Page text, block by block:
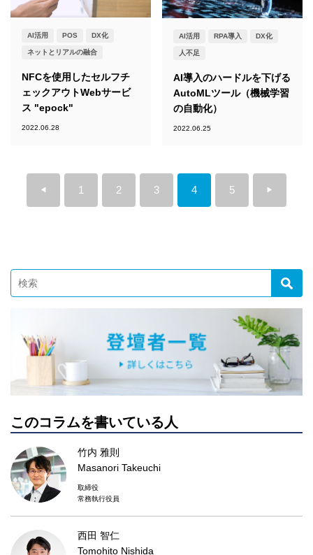
AI活用 POS DX化
ネットとリアルの融合
NFCを使⽤したセルフチ
ェックアウトWebサービ
ス "epock"
2022.06.28
AI活用 RPA導入 DX化
人不足
AI導入のハードルを下げる
AutoMLツール（機械学習
の自動化）
2022.06.25
◀︎ 1 2 3 4 5 ▶︎
このコラムを書いている人
竹内 雅則
Masanori Takeuchi
取締役
常務執行役員
西田 智仁
Tomohito Nishida